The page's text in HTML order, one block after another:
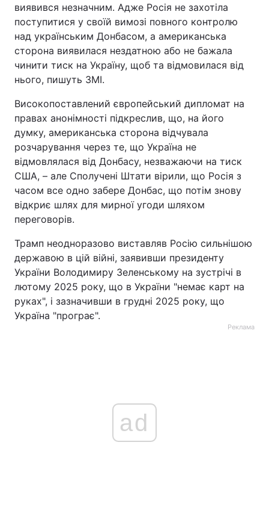
виявився незначним. Адже Росія не захотіла
поступитися у своїй вимозі повного контролю
над українським Донбасом, а американська
сторона виявилася нездатною або не бажала
чинити тиск на Україну, щоб та відмовилася від
нього, пишуть ЗМІ.
Високопоставлений європейський дипломат на
правах анонімності підкреслив, що, на його
думку, американська сторона відчувала
розчарування через те, що Україна не
відмовлялася від Донбасу, незважаючи на тиск
США, – але Сполучені Штати вірили, що Росія з
часом все одно забере Донбас, що потім знову
відкриє шлях для мирної угоди шляхом
переговорів.
Трамп неодноразово виставляв Росію сильнішою
державою в цій війні, заявивши президенту
України Володимиру Зеленському на зустрічі в
лютому 2025 року, що в України "немає карт на
руках", і зазначивши в грудні 2025 року, що
Україна "програє".
Реклама
ad